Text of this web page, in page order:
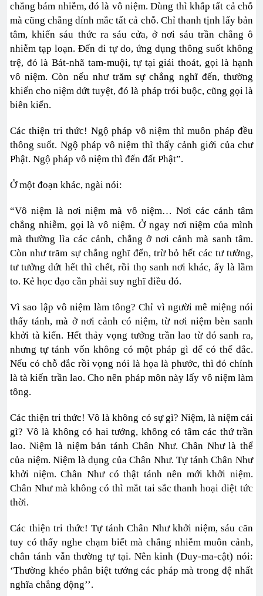
chẳng bám nhiễm, đó là vô niệm. Dùng thì khắp tất cả chỗ
mà cũng chẳng dính mắc tất cả chỗ. Chỉ thanh tịnh lấy bản
tâm, khiến sáu thức ra sáu cửa, ở nơi sáu trần chẳng ô
nhiễm tạp loạn. Đến đi tự do, ứng dụng thông suốt không
trệ, đó là Bát-nhã tam-muội, tự tại giải thoát, gọi là hạnh
vô niệm. Còn nếu như trăm sự chẳng nghĩ đến, thường
khiến cho niệm dứt tuyệt, đó là pháp trói buộc, cũng gọi là
biên kiến.
Các thiện tri thức! Ngộ pháp vô niệm thì muôn pháp đều
thông suốt. Ngộ pháp vô niệm thì thấy cảnh giới của chư
Phật. Ngộ pháp vô niệm thì đến đất Phật”.
Ở một đoạn khác, ngài nói:
“Vô niệm là nơi niệm mà vô niệm… Nơi các cảnh tâm
chẳng nhiễm, gọi là vô niệm. Ở ngay nơi niệm của mình
mà thường lìa các cảnh, chẳng ở nơi cảnh mà sanh tâm.
Còn như trăm sự chẳng nghĩ đến, trừ bỏ hết các tư tưởng,
tư tưởng dứt hết thì chết, rồi thọ sanh nơi khác, ấy là lầm
to. Kẻ học đạo cần phải suy nghĩ điều đó.
Vì sao lập vô niệm làm tông? Chỉ vì người mê miệng nói
thấy tánh, mà ở nơi cảnh có niệm, từ nơi niệm bèn sanh
khởi tà kiến. Hết thảy vọng tưởng trần lao từ đó sanh ra,
nhưng tự tánh vốn không có một pháp gì để có thể đắc.
Nếu có chỗ đắc rồi vọng nói là họa là phước, thì đó chính
là tà kiến trần lao. Cho nên pháp môn này lấy vô niệm làm
tông.
Các thiện tri thức! Vô là không có sự gì? Niệm, là niệm cái
gì? Vô là không có hai tướng, không có tâm các thứ trần
lao. Niệm là niệm bản tánh Chân Như. Chân Như là thể
của niệm. Niệm là dụng của Chân Như. Tự tánh Chân Như
khởi niệm. Chân Như có thật tánh nên mới khởi niệm.
Chân Như mà không có thì mắt tai sắc thanh hoại diệt tức
thời.
Các thiện tri thức! Tự tánh Chân Như khởi niệm, sáu căn
tuy có thấy nghe chạm biết mà chẳng nhiễm muôn cảnh,
chân tánh vẫn thường tự tại. Nên kinh (Duy-ma-cật) nói:
‘Thường khéo phân biệt tướng các pháp mà trong đệ nhất
nghĩa chẳng động’’.